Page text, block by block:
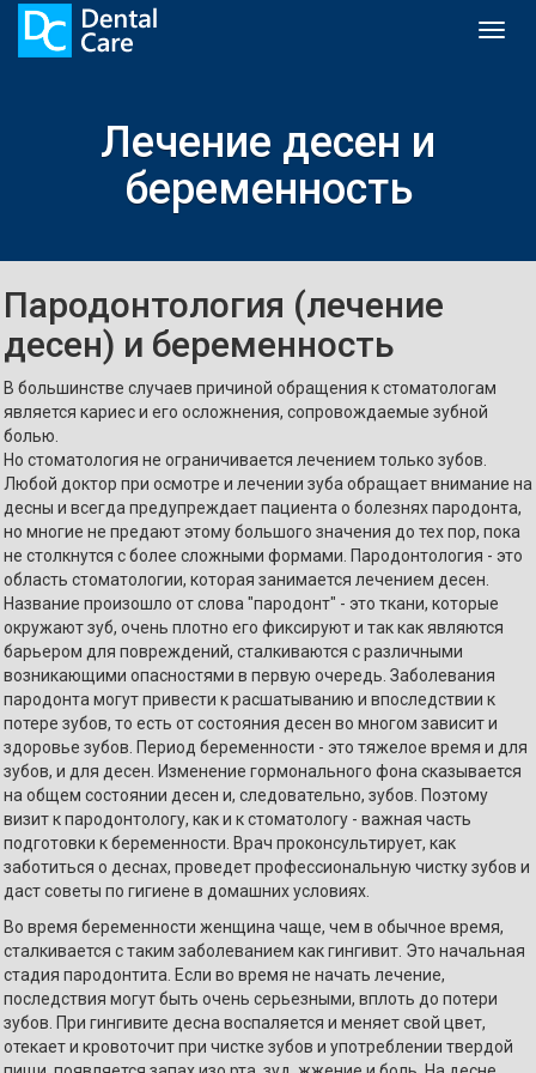
Лечение десен и
беременность
Пародонтология (лечение
десен) и беременность
В большинстве случаев причиной обращения к стоматологам
является кариес и его осложнения, сопровождаемые зубной
болью.
Но стоматология не ограничивается лечением только зубов.
Любой доктор при осмотре и лечении зуба обращает внимание на
десны и всегда предупреждает пациента о болезнях пародонта,
но многие не предают этому большого значения до тех пор, пока
не столкнутся с более сложными формами. Пародонтология - это
область стоматологии, которая занимается лечением десен.
Название произошло от слова "пародонт" - это ткани, которые
окружают зуб, очень плотно его фиксируют и так как являются
барьером для повреждений, сталкиваются с различными
возникающими опасностями в первую очередь. Заболевания
пародонта могут привести к расшатыванию и впоследствии к
потере зубов, то есть от состояния десен во многом зависит и
здоровье зубов. Период беременности - это тяжелое время и для
зубов, и для десен. Изменение гормонального фона сказывается
на общем состоянии десен и, следовательно, зубов. Поэтому
визит к пародонтологу, как и к стоматологу - важная часть
подготовки к беременности. Врач проконсультирует, как
заботиться о деснах, проведет профессиональную чистку зубов и
даст советы по гигиене в домашних условиях.
Во время беременности женщина чаще, чем в обычное время,
сталкивается с таким заболеванием как гингивит. Это начальная
стадия пародонтита. Если во время не начать лечение,
последствия могут быть очень серьезными, вплоть до потери
зубов. При гингивите десна воспаляется и меняет свой цвет,
отекает и кровоточит при чистке зубов и употреблении твердой